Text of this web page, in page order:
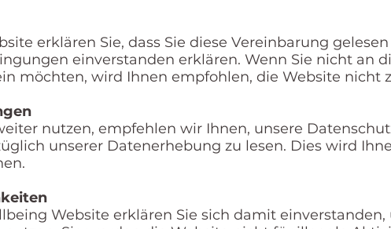
erklären Sie, dass Sie diese Vereinbarung
einverstanden erklären. Wenn Sie nicht an
möchten, wird Ihnen empfohlen, die Website nicht
nutzen, empfehlen wir Ihnen, unsere
unserer Datenerhebung zu lesen. Dies wird
Website erklären Sie sich damit